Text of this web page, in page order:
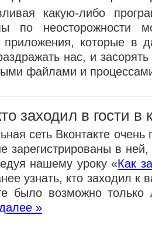
какую-либо
по неосторожности
приложения, которые в
нас, и
файлами и
заходил в гости в
сеть Вконтакте
зарегистрированы в
нашему уроку «Как
узнать, кто заходил к
было возможно
»